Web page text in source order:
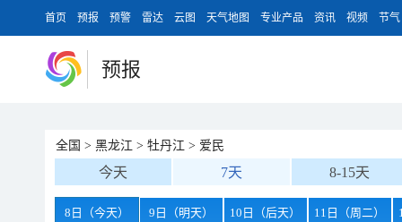
首页 预报 预警 雷达 云图 天气地图 专业产品 资讯 视频 节气
预报
全国 > 黑龙江 > 牡丹江 > 爱民
今天 7天 8-15天
8日（今天） 9日（明天） 10日（后天） 11日（周二）